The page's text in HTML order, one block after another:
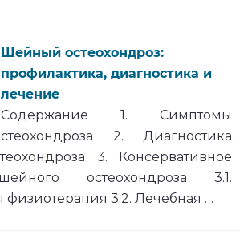
Шейный остеохондроз:
профилактика, диагностика и
лечение
Содержание 1. Симптомы
2. Диагностика
3. Консервативное
остеохондроза 3.1.
физиотерапия 3.2. Лечебная …